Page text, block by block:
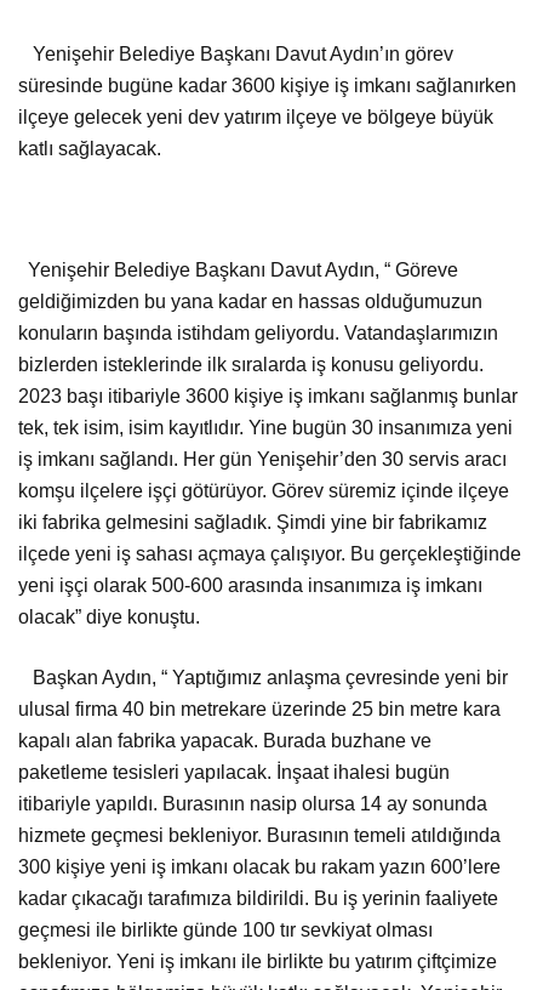
Yenişehir Belediye Başkanı Davut Aydın’ın görev
süresinde bugüne kadar 3600 kişiye iş imkanı sağlanırken
ilçeye gelecek yeni dev yatırım ilçeye ve bölgeye büyük
katlı sağlayacak.
Yenişehir Belediye Başkanı Davut Aydın, “ Göreve
geldiğimizden bu yana kadar en hassas olduğumuzun
konuların başında istihdam geliyordu. Vatandaşlarımızın
bizlerden isteklerinde ilk sıralarda iş konusu geliyordu.
2023 başı itibariyle 3600 kişiye iş imkanı sağlanmış bunlar
tek, tek isim, isim kayıtlıdır. Yine bugün 30 insanımıza yeni
iş imkanı sağlandı. Her gün Yenişehir’den 30 servis aracı
komşu ilçelere işçi götürüyor. Görev süremiz içinde ilçeye
iki fabrika gelmesini sağladık. Şimdi yine bir fabrikamız
ilçede yeni iş sahası açmaya çalışıyor. Bu gerçekleştiğinde
yeni işçi olarak 500-600 arasında insanımıza iş imkanı
olacak” diye konuştu.
Başkan Aydın, “ Yaptığımız anlaşma çevresinde yeni bir
ulusal firma 40 bin metrekare üzerinde 25 bin metre kara
kapalı alan fabrika yapacak. Burada buzhane ve
paketleme tesisleri yapılacak. İnşaat ihalesi bugün
itibariyle yapıldı. Burasının nasip olursa 14 ay sonunda
hizmete geçmesi bekleniyor. Burasının temeli atıldığında
300 kişiye yeni iş imkanı olacak bu rakam yazın 600’lere
kadar çıkacağı tarafımıza bildirildi. Bu iş yerinin faaliyete
geçmesi ile birlikte günde 100 tır sevkiyat olması
bekleniyor. Yeni iş imkanı ile birlikte bu yatırım çiftçimize